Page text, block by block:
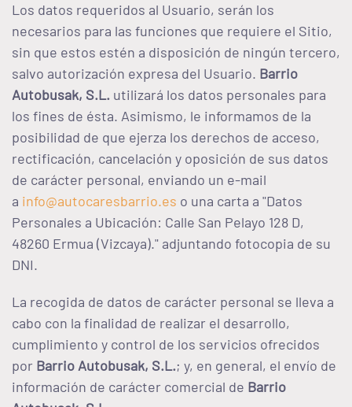
Los datos requeridos al Usuario, serán los
necesarios para las funciones que requiere el Sitio,
sin que estos estén a disposición de ningún tercero,
salvo autorización expresa del Usuario. Barrio
Autobusak, S.L. utilizará los datos personales para
los fines de ésta. Asimismo, le informamos de la
posibilidad de que ejerza los derechos de acceso,
rectificación, cancelación y oposición de sus datos
de carácter personal, enviando un e-mail
a info@autocaresbarrio.es o una carta a "Datos
Personales a Ubicación: Calle San Pelayo 128 D,
48260 Ermua (Vizcaya)." adjuntando fotocopia de su
DNI.
La recogida de datos de carácter personal se lleva a
cabo con la finalidad de realizar el desarrollo,
cumplimiento y control de los servicios ofrecidos
por Barrio Autobusak, S.L.; y, en general, el envío de
información de carácter comercial de Barrio